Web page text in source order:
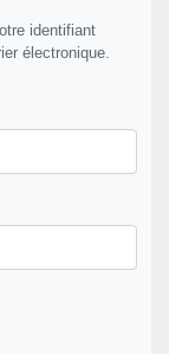
identifiant
électronique.